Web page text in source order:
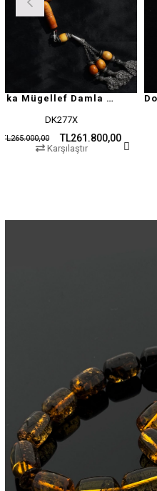
Antika Mügellef Damla Kehribar Tesbih
TL261.800,00 TL12.500,00